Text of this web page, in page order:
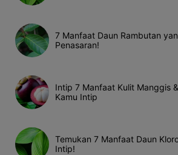
7 Manfaat Daun Rambutan
Penasaran!
Intip 7 Manfaat Kulit Manggis
Kamu Intip
Temukan 7 Manfaat Daun
Intip!